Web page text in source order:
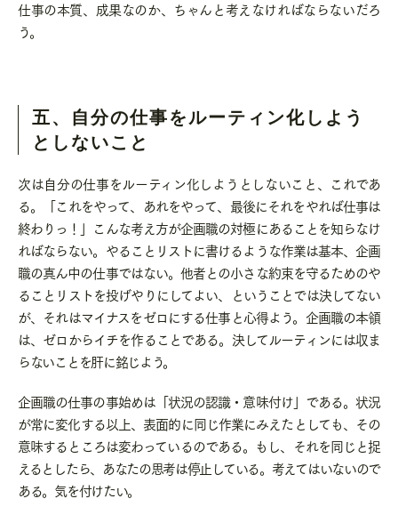
仕事の本質、成果なのか、ちゃんと考えなければならないだろ
う。
五、自分の仕事をルーティン化しよう
としないこと
次は自分の仕事をルーティン化しようとしないこと、これであ
る。「これをやって、あれをやって、最後にそれをやれば仕事は
終わりっ！」こんな考え方が企画職の対極にあることを知らなけ
ればならない。やることリストに書けるような作業は基本、企画
職の真ん中の仕事ではない。他者との小さな約束を守るためのや
ることリストを投げやりにしてよい、ということでは決してない
が、それはマイナスをゼロにする仕事と心得よう。企画職の本領
は、ゼロからイチを作ることである。決してルーティンには収ま
らないことを肝に銘じよう。
企画職の仕事の事始めは「状況の認識・意味付け」である。状況
が常に変化する以上、表面的に同じ作業にみえたとしても、その
意味するところは変わっているのである。もし、それを同じと捉
えるとしたら、あなたの思考は停止している。考えてはいないので
ある。気を付けたい。